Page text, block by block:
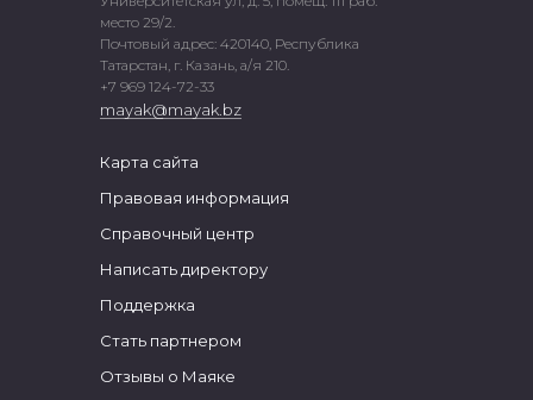
место 29/2.
Почтовый адрес: 420140, Республика
Татарстан, г. Казань, а/я 210.
+7 969 124-72-33
mayak@mayak.bz
Карта сайта
Правовая информация
Справочный центр
Написать директору
Поддержка
Стать партнером
Отзывы о Маяке